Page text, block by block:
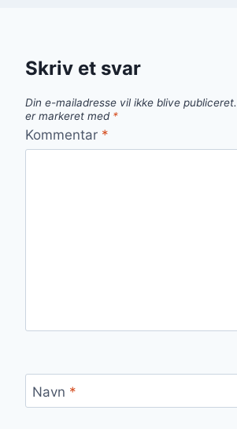
Skriv et svar
Din e-mailadresse vil ikke blive publiceret.
er markeret med *
Kommentar *
Navn *